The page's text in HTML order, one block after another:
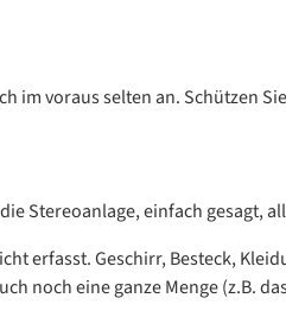
im voraus selten an. Schützen
Stereoanlage, einfach gesagt,
erfasst. Geschirr, Besteck,
noch eine ganze Menge (z.B.